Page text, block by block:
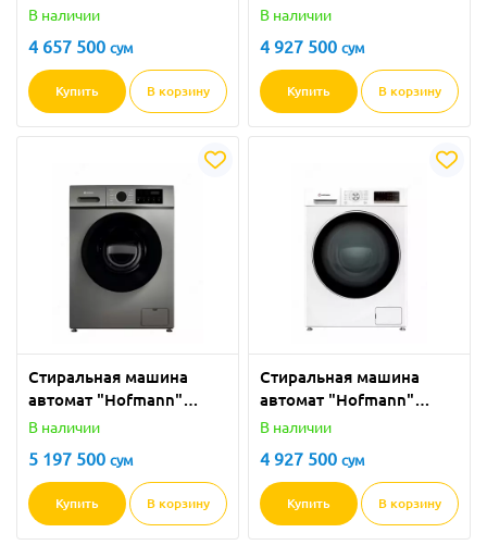
WM610BDG2/HF (Серая)
В наличии
4 657 500 сум
Купить В корзину
WM612SDW/HF (Белая) 6
В наличии
4 927 500 сум
Купить В корзину
Стиральная машина
автомат "Hofmann"
WM612SDG/HF (Серая) 6
В наличии
5 197 500 сум
Купить В корзину
Стиральная машина
автомат "Hofmann"
WM612-2SDW/HF (Белая)
В наличии
4 927 500 сум
Купить В корзину